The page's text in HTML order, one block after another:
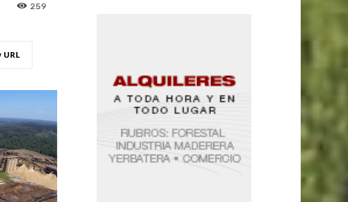
259
URL